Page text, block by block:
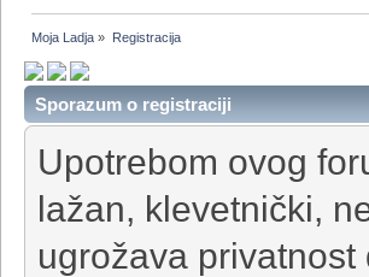
Moja Ladja » Registracija
Sporazum o registraciji
Upotrebom ovog
lažan, klevetnički,
ugrožava